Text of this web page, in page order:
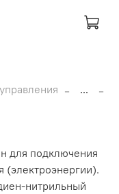
...
для подключения
(электроэнергии).
нитрильный